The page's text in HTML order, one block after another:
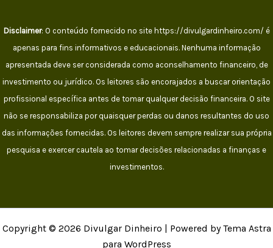
Disclaimer: O conteúdo fornecido no site https://divulgardinheiro.com/ é
apenas para fins informativos e educacionais. Nenhuma informação
apresentada deve ser considerada como aconselhamento financeiro, de
investimento ou jurídico. Os leitores são encorajados a buscar orientação
profissional específica antes de tomar qualquer decisão financeira. O site
não se responsabiliza por quaisquer perdas ou danos resultantes do uso
das informações fornecidas. Os leitores devem sempre realizar sua própria
pesquisa e exercer cautela ao tomar decisões relacionadas a finanças e
investimentos.
Copyright © 2026 Divulgar Dinheiro | Powered by Tema Astra
para WordPress